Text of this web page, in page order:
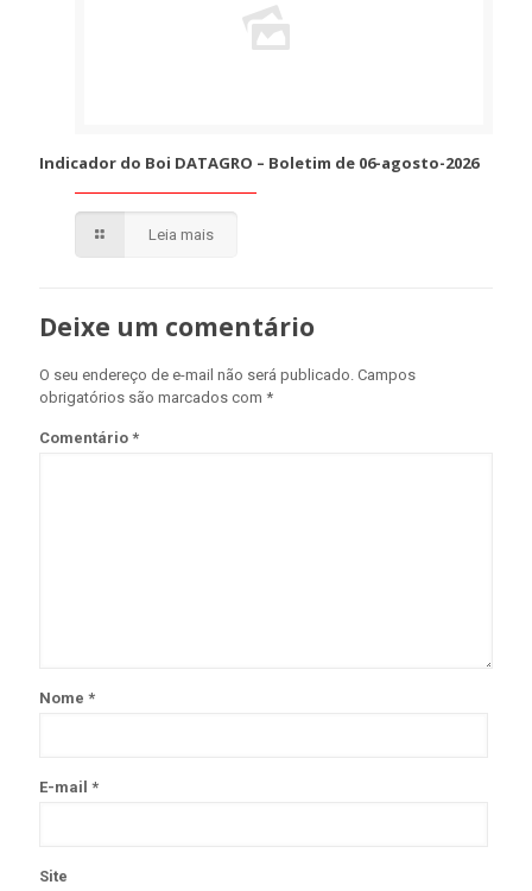
Indicador do Boi DATAGRO – Boletim de 06-agosto-2026
Leia mais
Deixe um comentário
O seu endereço de e-mail não será publicado. Campos
obrigatórios são marcados com *
Comentário *
Nome *
E-mail *
Site